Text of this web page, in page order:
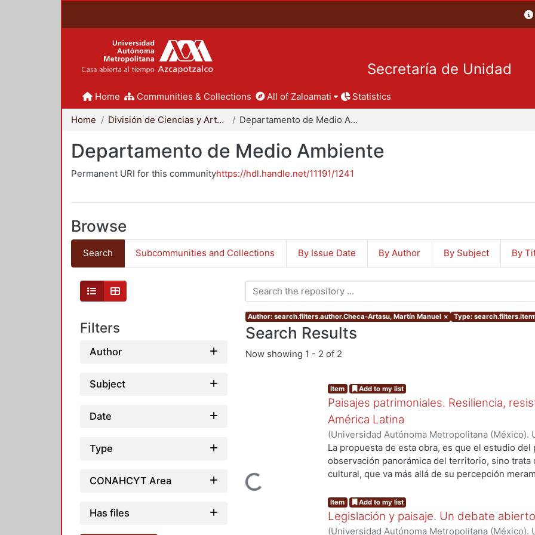
Secretaría de Unidad
Home Communities & Collections All of Zaloamati Statistics
Home División de Ciencias y Artes para el Diseño Departamento de Medio Ambiente
Departamento de Medio Ambiente
Permanent URI for this communityhttps://hdl.handle.net/11191/1241
Browse
Search Subcommunities and Collections By Issue Date By Author By Subject By
Filters
Author
Subject
Date
Type
CONAHCYT Area
Has files
Author: search.filters.author.Checa-Artasu, Martín Manuel × Type:
Search Results
Now showing 1 - 2 of 2
Loading...
Item Add to my list
Paisajes patrimoniales. Resiliencia,
América Latina
(Universidad Autónoma Metropolitana (México).
Ciencias y Artes para el Diseño. Departamento
Investigación Arquitectura de Paisaje., 2020)
Castellanos Arenas, Mariano;Velázquez García,
Artasu, Martín Manuel
Osorio, Ariadna Deni;Flores Lozano, Eunise Sarai
Elorza, Serafín; Martínez Hernández, Javier ;
La propuesta de esta obra, es que el estudio del
observación panorámica del territorio, sino trata
cultural, que va más allá de su percepción
entorno. Para ello el investigador necesita
envuelven los actores en los escenarios
visión crítica de cómo un paisaje patrimonial ha
Item Add to my list
Legislación y paisaje. Un debate
(Universidad Autónoma Metropolitana (México).